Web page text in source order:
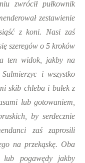
zwrócił pułkownik
zestawienie
z koni. Nasi zaś
szeregów o 5 kroków
ten widok, jakby na
i wszystko
skib chleba i bułek z
lub gotowaniem,
by serdecznie
zaś zaprosili
na przekąskę. Oba
lub pogawędy jakby